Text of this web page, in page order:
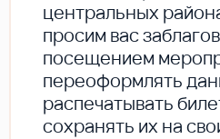
центральных
просим вас
посещением
переоформлять
распечатывать
сохранять их на